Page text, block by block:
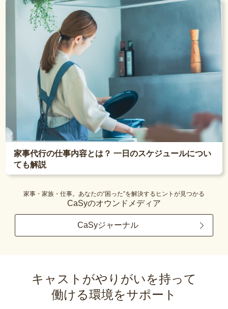
家事代行の仕事内容とは？ 一日のスケジュールについ
ても解説
家事・家族・仕事。あなたの“困った”を解決するヒントが見つかる
CaSyのオウンドメディア
CaSyジャーナル
キャストがやりがいを持って
働ける環境をサポート